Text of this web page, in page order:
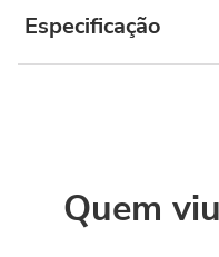
Especificação
Quem